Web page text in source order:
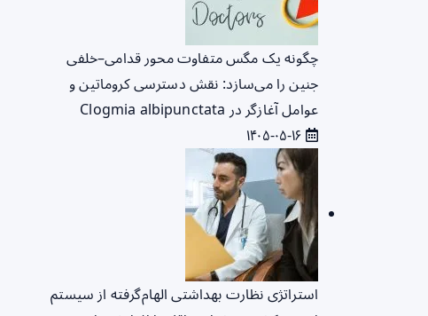
چگونه یک مگس متفاوت محور قدامی–خلفی
جنین را می‌سازد: نقش دسترسی کروماتین و
عوامل آغازگر در Clogmia albipunctata
استراتژی نظارت بهداشتی الهام‌گرفته از سیستم